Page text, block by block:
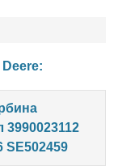
:
3990023112
SE502459